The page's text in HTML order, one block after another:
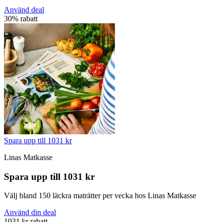
Använd deal
30% rabatt
Spara upp till 1031 kr
Linas Matkasse
Spara upp till 1031 kr
Välj bland 150 läckra maträtter per vecka hos Linas Matkasse
Använd din deal